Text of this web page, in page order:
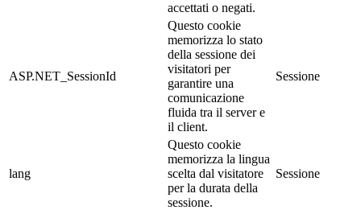
accettati o negati.
ASP.NET_SessionId
Questo cookie
memorizza lo stato
della sessione dei
visitatori per
garantire una
comunicazione
fluida tra il server e
il client.
Sessione
lang
Questo cookie
memorizza la lingua
scelta dal visitatore
per la durata della
sessione.
Sessione